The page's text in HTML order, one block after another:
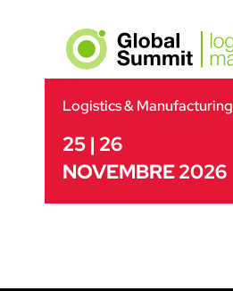
Logistics & Manufacturing
25 | 26
NOVEMBRE 2026